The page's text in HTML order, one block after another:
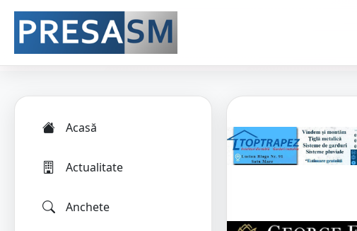
Acasă
Actualitate
Anchete